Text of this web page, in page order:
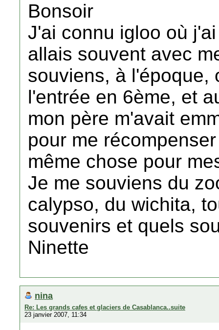
Bonsoir
J'ai connu igloo où
allais souvent avec
souviens, à l'époque,
l'entrée en 6ème, et
mon père m'avait
pour me
même chose pour
Je me souviens du
calypso, du wichita,
souvenirs et quels
Ninette
nina
Re: Les grands cafes et glaciers de Casablanca..suite
23 janvier 2007, 11:34